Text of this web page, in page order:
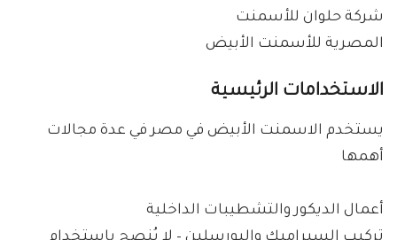
شركة حلوان للأسمنت
المصرية للأسمنت الأبيض
الاستخدامات الرئيسية
يستخدم الاسمنت الأبيض في مصر في عدة مجالات
أهمها
أعمال الديكور والتشطيبات الداخلية